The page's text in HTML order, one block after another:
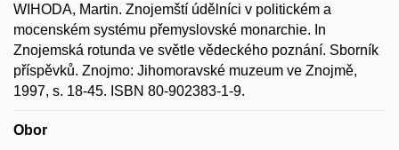
WIHODA, Martin. Znojemští údělníci v politickém a
mocenském systému přemyslovské monarchie. In
Znojemská rotunda ve světle vědeckého poznání. Sborník
příspěvků. Znojmo: Jihomoravské muzeum ve Znojmě,
1997, s. 18-45. ISBN 80-902383-1-9.
Obor